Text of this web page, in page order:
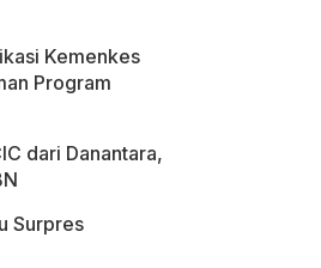
Kemenkes
Program
dari Danantara,
Surpres